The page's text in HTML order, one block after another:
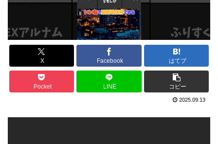
X Facebook はてブ
Pocket LINE コピー
2025.09.13